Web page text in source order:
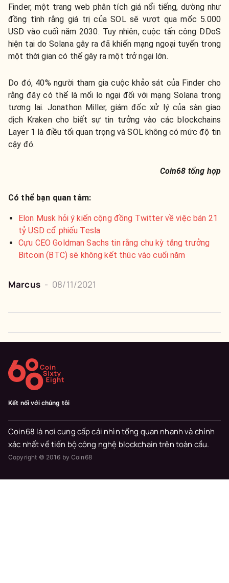
Finder, một trang web phân tích giá nổi tiếng, dường như
đồng tình rằng giá trị của SOL sẽ vượt qua mốc 5.000
USD vào cuối năm 2030. Tuy nhiên, cuộc tấn công DDoS
hiện tại do Solana gây ra đã khiến mạng ngoại tuyến trong
một thời gian có thể gây ra một trở ngại lớn.
Do đó, 40% người tham gia cuộc khảo sát của Finder cho
rằng đây có thể là mối lo ngại đối với mạng Solana trong
tương lai. Jonathon Miller, giám đốc xử lý của sàn giao
dịch Kraken cho biết sự tin tưởng vào các blockchains
Layer 1 là điều tối quan trọng và SOL không có mức độ tin
cậy đó.
Coin68 tổng hợp
Có thể bạn quan tâm:
Elon Musk hỏi ý kiến cộng đồng Twitter về việc bán 21
tỷ USD cổ phiếu Tesla
Cựu CEO Goldman Sachs tin rằng chu kỳ tăng trưởng
Bitcoin (BTC) sẽ không kết thúc vào cuối năm
Marcus - 08/11/2021
Kết nối với chúng tôi
Coin68 là nơi cung cấp cái nhìn tổng quan nhanh và chính
xác nhất về tiến bộ công nghệ blockchain trên toàn cầu.
Copyright © 2016 by Coin68